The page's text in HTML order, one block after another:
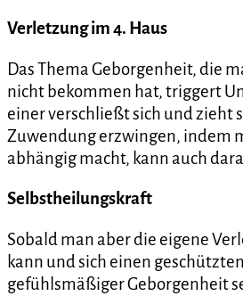
Verletzung im 4. Haus
Das Thema Geborgenheit, die
nicht bekommen hat, triggert
einer verschließt sich und zieht
Zuwendung erzwingen, indem
abhängig macht, kann auch
Selbstheilungskraft
Sobald man aber die eigene
kann und sich einen
gefühlsmäßiger Geborgenheit